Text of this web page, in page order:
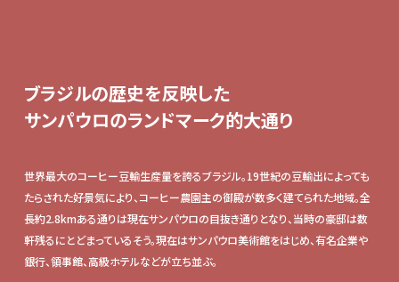
ブラジルの歴史を反映した
サンパウロのランドマーク的大通り
世界最大のコーヒー豆輸生産量を誇るブラジル。19世紀の豆輸出によっても
たらされた好景気により、コーヒー農園主の御殿が数多く建てられた地域。全
長約2.8kmある通りは現在サンパウロの目抜き通りとなり、当時の豪邸は数
軒残るにとどまっているそう。現在はサンパウロ美術館をはじめ、有名企業や
銀行、領事館、高級ホテルなどが立ち並ぶ。